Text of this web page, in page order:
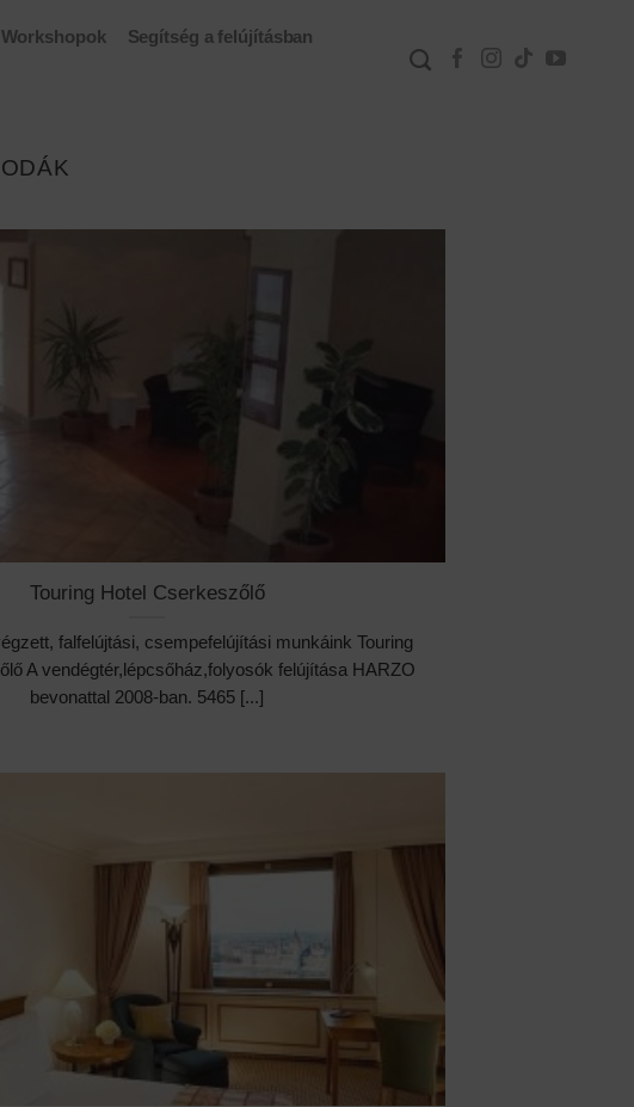
Workshopok Segítség a felújításban
Touring Hotel Cserkeszőlő
falfelújtási, csempefelújítási munkáink Touring
A vendégtér,lépcsőház,folyosók felújítása HARZO
bevonattal 2008-ban. 5465 [...]